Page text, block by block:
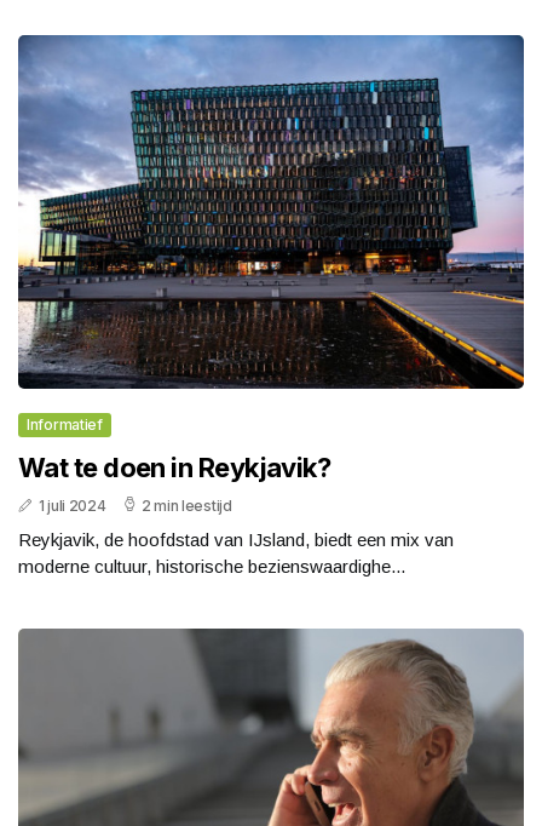
Informatief
Wat te doen in Reykjavik?
1 juli 2024 2 min leestijd
Reykjavik, de hoofdstad van IJsland, biedt een mix van
moderne cultuur, historische bezienswaardighe...